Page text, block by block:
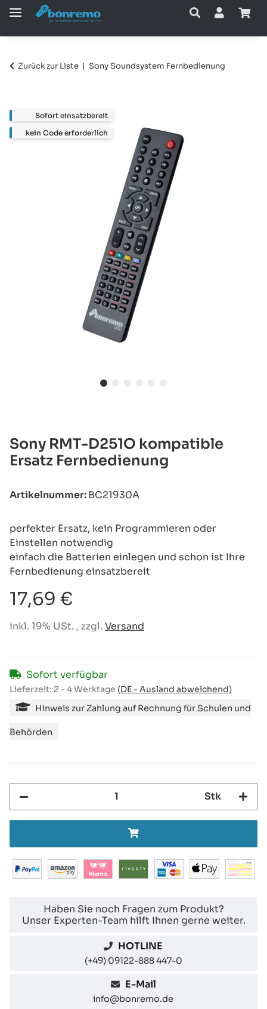
Zurück zur Liste Sony Soundsystem Fernbedienung
Sony RMT-D251O kompatible
Ersatz Fernbedienung
Artikelnummer:BC21930A
perfekter Ersatz, kein Programmieren oder
Einstellen notwendig
einfach die Batterien einlegen und schon ist Ihre
Fernbedienung einsatzbereit
17,69 €
inkl. 19% USt. , zzgl. Versand
Sofort verfügbar
Lieferzeit: 2 - 4 Werktage (DE - Ausland abweichend)
Hinweis zur Zahlung auf Rechnung für Schulen und
Behörden
Stk
Haben Sie noch Fragen zum Produkt?
Unser Experten-Team hilft Ihnen gerne weiter.
HOTLINE
(+49) 09122-888 447-0
E-Mail
info@bonremo.de